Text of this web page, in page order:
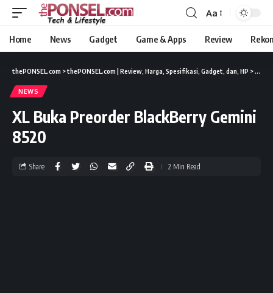
Aa
Home News Gadget Game & Apps Review
thePONSEL.com >thePONSEL.com | Review, Harga, Spesifikasi, Gadget, dan, HP > News
NEWS
XL Buka Preorder BlackBerry Gemini
8520
Share 2 Min Read